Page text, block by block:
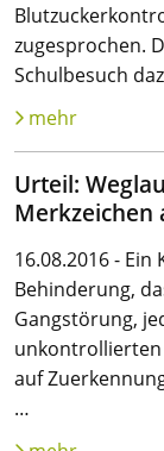
zugesprochen.
Schulbesuch
mehr
Urteil:
Merkzeichen
16.08.2016 -
Behinderung,
Gangstörung,
unkontrollierten
auf
…